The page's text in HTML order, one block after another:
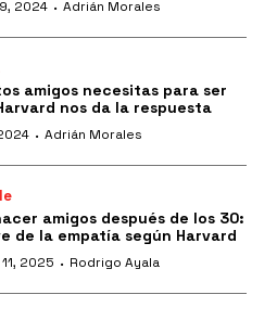
2024 · Adrián Morales
amigos necesitas para ser
nos da la respuesta
· Adrián Morales
amigos después de los 30:
de la empatía según Harvard
2025 · Rodrigo Ayala